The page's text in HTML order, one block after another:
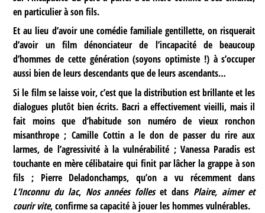
en particulier à son fils.
Et au lieu d’avoir une comédie familiale gentillette, on risquerait
d’avoir un film dénonciateur de l’incapacité de beaucoup
d’hommes de cette génération (soyons optimiste !) à s’occuper
aussi bien de leurs descendants que de leurs ascendants…
Si le film se laisse voir, c’est que la distribution est brillante et les
dialogues plutôt bien écrits. Bacri a effectivement vieilli, mais il
fait moins que d’habitude son numéro de vieux ronchon
misanthrope ; Camille Cottin a le don de passer du rire aux
larmes, de l’agressivité à la vulnérabilité ; Vanessa Paradis est
touchante en mère célibataire qui finit par lâcher la grappe à son
fils ; Pierre Deladonchamps, qu’on a vu récemment dans
L’Inconnu du lac, Nos années folleset dans Plaire, aimer et
courir vite, confirme sa capacité à jouer les hommes vulnérables.